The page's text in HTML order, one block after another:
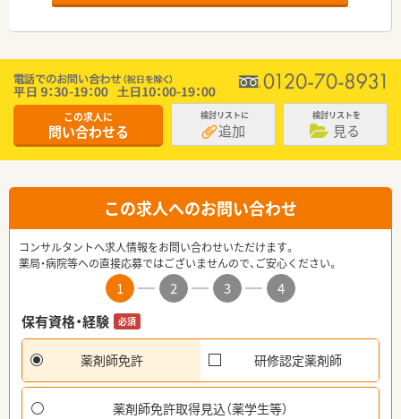
この求人に
問い合わせる
検討リストに
追加
検討リストを
見る
この求人へのお問い合わせ
コンサルタントへ求人情報をお問い合わせいただけます。
薬局・病院等への直接応募ではございませんので、ご安心ください。
1 2 3
4
保有資格・経験
必須
薬剤師免許 研修認定薬剤師
薬剤師免許取得見込（薬学生等）